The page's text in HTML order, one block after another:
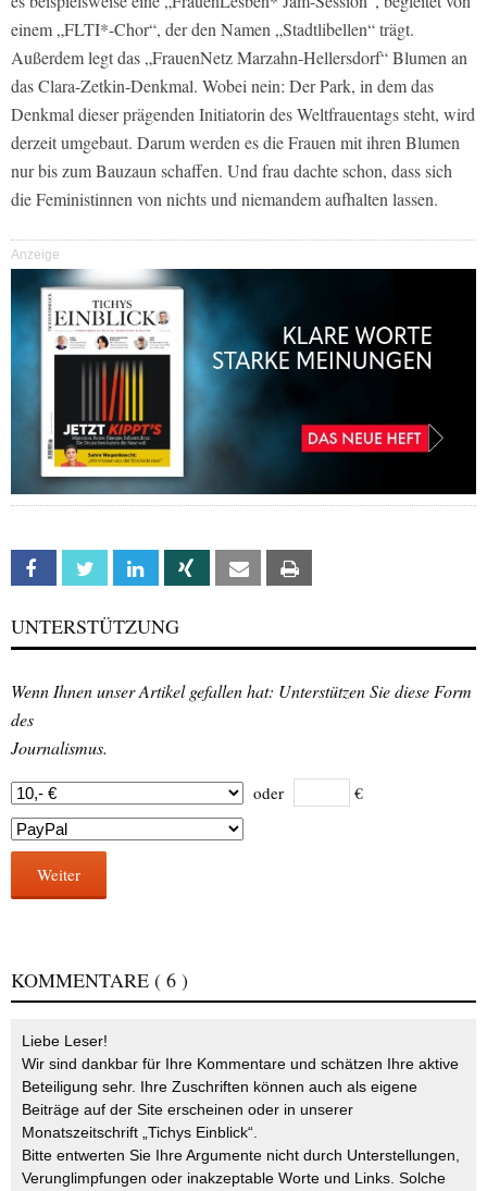
einem „FLTI*-Chor“, der den Namen „Stadtlibellen“ trägt.
Außerdem legt das „FrauenNetz Marzahn-Hellersdorf“ Blumen an
das Clara-Zetkin-Denkmal. Wobei nein: Der Park, in dem das
Denkmal dieser prägenden Initiatorin des Weltfrauentags steht, wird
derzeit umgebaut. Darum werden es die Frauen mit ihren Blumen
nur bis zum Bauzaun schaffen. Und frau dachte schon, dass sich
die Feministinnen von nichts und niemandem aufhalten lassen.
Anzeige
Facebook Twitter Linkedin Xing Email
UNTERSTÜTZUNG
Wenn Ihnen unser Artikel gefallen hat: Unterstützen Sie diese Form
des
Journalismus.
oder €
Weiter
KOMMENTARE ( 6 )
Liebe Leser!
Wir sind dankbar für Ihre Kommentare und schätzen Ihre aktive
Beteiligung sehr. Ihre Zuschriften können auch als eigene
Beiträge auf der Site erscheinen oder in unserer
Monatszeitschrift „Tichys Einblick“.
Bitte entwerten Sie Ihre Argumente nicht durch Unterstellungen,
Verunglimpfungen oder inakzeptable Worte und Links. Solche